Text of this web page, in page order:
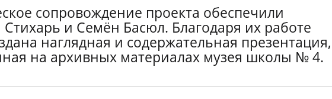
сопровождение проекта обеспечили
Стихарь и Семён Басюл. Благодаря их работе
наглядная и содержательная презентация,
на архивных материалах музея школы № 4.